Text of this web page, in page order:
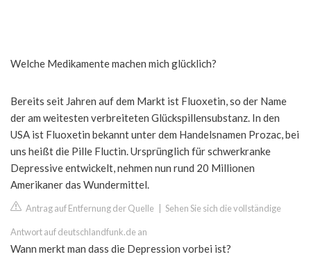
Welche Medikamente machen mich glücklich?
Bereits seit Jahren auf dem Markt ist Fluoxetin, so der Name
der am weitesten verbreiteten Glückspillensubstanz. In den
USA ist Fluoxetin bekannt unter dem Handelsnamen Prozac, bei
uns heißt die Pille Fluctin. Ursprünglich für schwerkranke
Depressive entwickelt, nehmen nun rund 20 Millionen
Amerikaner das Wundermittel.
Antrag auf Entfernung der Quelle Sehen Sie sich die vollständige
Antwort auf deutschlandfunk.de an
Wann merkt man dass die Depression vorbei ist?